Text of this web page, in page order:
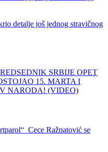
detalje još jednog stravičnog
SRBIJE OPET
15. MARTA I
NARODA! (VIDEO)
Cece Ražnatović se